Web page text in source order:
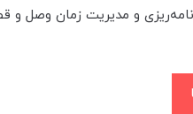
و مدیریت زمان وصل و قطع. حداکثر توان ورودی پنل